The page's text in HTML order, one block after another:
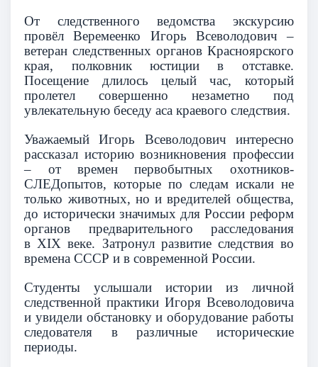
От следственного ведомства экскурсию
провёл Веремеенко Игорь Всеволодович –
ветеран следственных органов Красноярского
края, полковник юстиции в отставке.
Посещение длилось целый час, который
пролетел совершенно незаметно под
увлекательную беседу аса краевого следствия.
Уважаемый Игорь Всеволодович интересно
рассказал историю возникновения профессии
– от времен первобытных охотников-
СЛЕДопытов, которые по следам искали не
только животных, но и вредителей общества,
до исторически значимых для России реформ
органов предварительного расследования
в XIX веке. Затронул развитие следствия во
времена СССР и в современной России.
Студенты услышали истории из личной
следственной практики Игоря Всеволодовича
и увидели обстановку и оборудование работы
следователя в различные исторические
периоды.